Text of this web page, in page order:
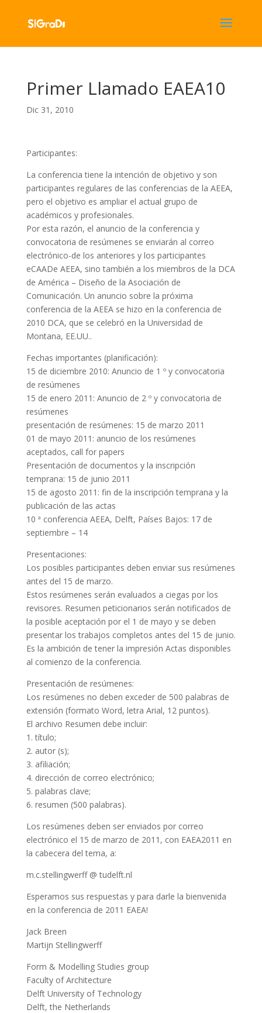
Primer Llamado EAEA10
Dic 31, 2010
Participantes:
La conferencia tiene la intención de objetivo y son
participantes regulares de las conferencias de la AEEA,
pero el objetivo es ampliar el actual grupo de
académicos y profesionales.
Por esta razón, el anuncio de la conferencia y
convocatoria de resúmenes se enviarán al correo
electrónico-de los anteriores y los participantes
eCAADe AEEA, sino también a los miembros de la DCA
de América – Diseño de la Asociación de
Comunicación. Un anuncio sobre la próxima
conferencia de la AEEA se hizo en la conferencia de
2010 DCA, que se celebró en la Universidad de
Montana, EE.UU..
Fechas importantes (planificación):
15 de diciembre 2010: Anuncio de 1 º y convocatoria
de resúmenes
15 de enero 2011: Anuncio de 2 º y convocatoria de
resúmenes
presentación de resúmenes: 15 de marzo 2011
01 de mayo 2011: anuncio de los resúmenes
aceptados, call for papers
Presentación de documentos y la inscripción
temprana: 15 de junio 2011
15 de agosto 2011: fin de la inscripción temprana y la
publicación de las actas
10 ª conferencia AEEA, Delft, Países Bajos: 17 de
septiembre – 14
Presentaciones:
Los posibles participantes deben enviar sus resúmenes
antes del 15 de marzo.
Estos resúmenes serán evaluados a ciegas por los
revisores. Resumen peticionarios serán notificados de
la posible aceptación por el 1 de mayo y se deben
presentar los trabajos completos antes del 15 de junio.
Es la ambición de tener la impresión Actas disponibles
al comienzo de la conferencia.
Presentación de resúmenes:
Los resúmenes no deben exceder de 500 palabras de
extensión (formato Word, letra Arial, 12 puntos).
El archivo Resumen debe incluir:
1. título;
2. autor (s);
3. afiliación;
4. dirección de correo electrónico;
5. palabras clave;
6. resumen (500 palabras).
Los resúmenes deben ser enviados por correo
electrónico el 15 de marzo de 2011, con EAEA2011 en
la cabecera del tema, a:
m.c.stellingwerff @ tudelft.nl
Esperamos sus respuestas y para darle la bienvenida
en la conferencia de 2011 EAEA!
Jack Breen
Martijn Stellingwerff
Form & Modelling Studies group
Faculty of Architecture
Delft University of Technology
Delft, the Netherlands